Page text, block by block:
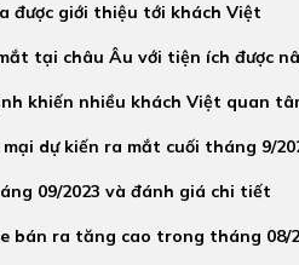
được giới thiệu tới khách Việt
tại châu Âu với tiện ích được
khiến nhiều khách Việt quan
dự kiến ra mắt cuối tháng 9/
09/2023 và đánh giá chi tiết
bán ra tăng cao trong tháng 08/